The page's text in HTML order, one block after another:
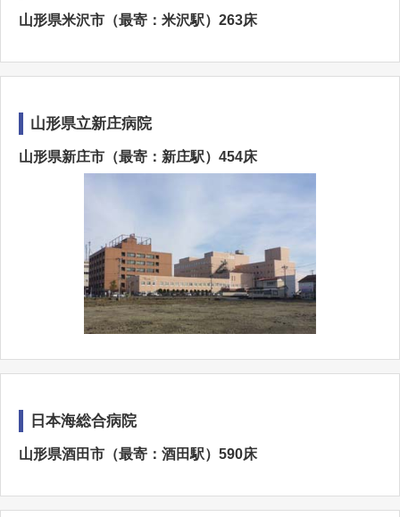
山形県米沢市（最寄：米沢駅）263床
山形県立新庄病院
山形県新庄市（最寄：新庄駅）454床
日本海総合病院
山形県酒田市（最寄：酒田駅）590床